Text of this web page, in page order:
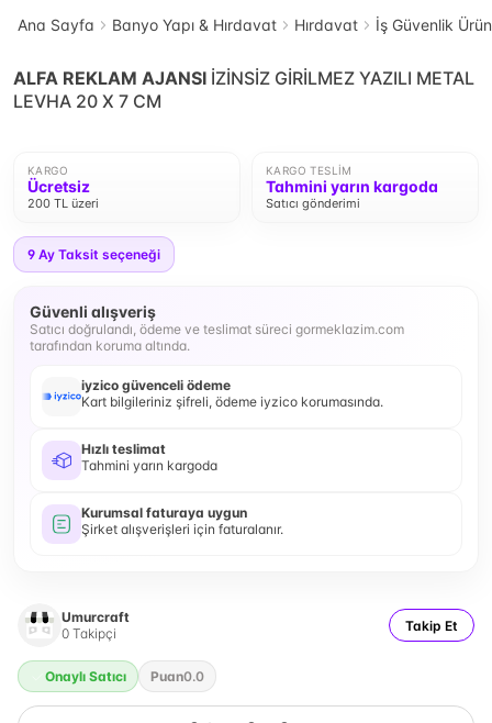
Ana Sayfa Banyo Yapı & Hırdavat Hırdavat İş Güvenlik
ALFA REKLAM AJANSI İZİNSİZ GİRİLMEZ YAZILI METAL
LEVHA 20 X 7 CM
KARGO
Ücretsiz
200 TL üzeri
KARGO TESLIM
Tahmini yarın kargoda
Satıcı gönderimi
9 Ay Taksit seçeneği
Güvenli alışveriş
Satıcı doğrulandı, ödeme ve teslimat süreci gormeklazim.com
tarafından koruma altında.
iyzico güvenceli ödeme
Kart bilgileriniz şifreli, ödeme iyzico korumasında.
Hızlı teslimat
Tahmini yarın kargoda
Kurumsal faturaya uygun
Şirket alışverişleri için faturalanır.
Umurcraft
0 Takipçi Takip Et
Onaylı Satıcı Puan0.0